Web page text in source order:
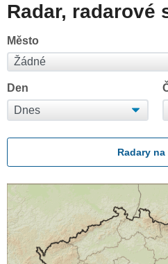
Radar, radarové
Město
Den
Radary na